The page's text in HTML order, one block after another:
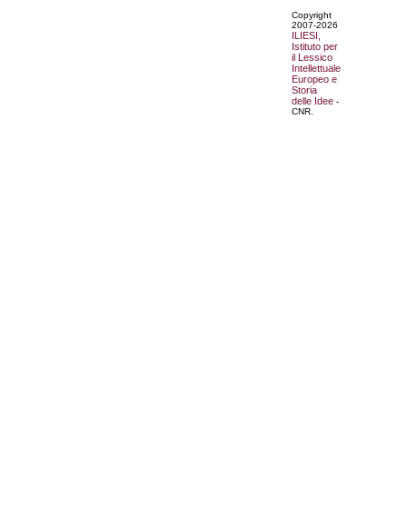
Copyright
2007-2026
ILIESI,
Istituto per
il Lessico
Intellettuale
Europeo e
Storia
delle Idee -
CNR.